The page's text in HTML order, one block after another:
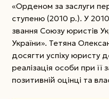
«Орденом за заслуги
ступеню (2010 р.). У
звання Союзу юристів
України». Тетяна
досягти успіху юристу
реалізація особи при її
позитивній оцінці та